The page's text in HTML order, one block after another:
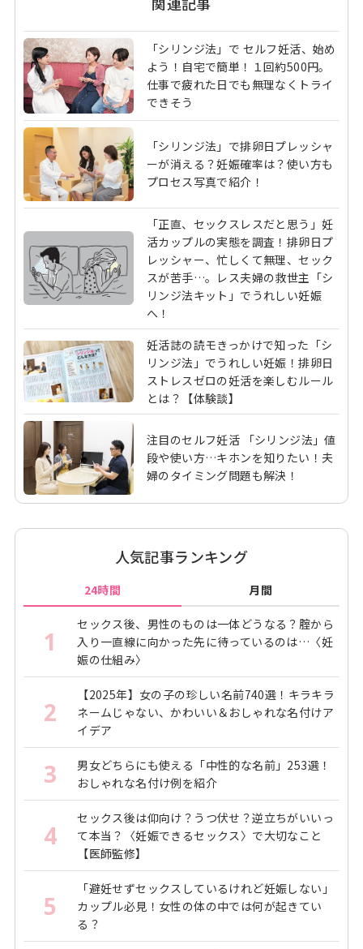
「シリンジ法」で セルフ妊活、始め
よう！自宅で簡単！１回約500円。
仕事で疲れた日でも無理なくトライ
できそう
「シリンジ法」で排卵日プレッシャ
ーが消える？妊娠確率は？使い方も
プロセス写真で紹介！
「正直、セックスレスだと思う」妊
活カップルの実態を調査！排卵日プ
レッシャー、忙しくて無理、セック
スが苦手…。レス夫婦の救世主「シ
リンジ法キット」でうれしい妊娠
へ！
妊活誌の読モきっかけで知った「シ
リンジ法」でうれしい妊娠！排卵日
ストレスゼロの妊活を楽しむルール
とは？【体験談】
注目のセルフ妊活 「シリンジ法」値
段や使い方…キホンを知りたい！夫
婦のタイミング問題も解決！
人気記事ランキング
24時間 月間
1
セックス後、男性のものは一体どうなる？腟から
入り一直線に向かった先に待っているのは…〈妊
娠の仕組み〉
2
【2025年】女の子の珍しい名前740選！キラキラ
ネームじゃない、かわいい＆おしゃれな名付けア
イデア
3
男女どちらにも使える「中性的な名前」253選！
おしゃれな名付け例を紹介
4
セックス後は仰向け？うつ伏せ？逆立ちがいいっ
て本当？〈妊娠できるセックス〉で大切なこと
【医師監修】
5
「避妊せずセックスしているけれど妊娠しない」
カップル必見！女性の体の中では何が起きてい
る？